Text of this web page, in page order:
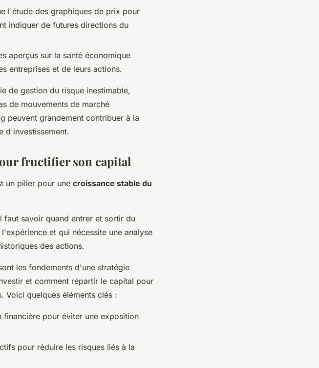
l'étude des graphiques de prix pour
indiquer de futures directions du
aperçus sur la santé économique
entreprises et de leurs actions.
de gestion du risque inestimable,
de mouvements de marché
peuvent grandement contribuer à la
d'investissement.
fructifier son capital
un pilier pour une croissance stable du
faut savoir quand entrer et sortir du
et qui nécessite une analyse
des actions.
les fondements d'une stratégie
et comment répartir le capital pour
Voici quelques éléments clés :
financière pour éviter une exposition
pour réduire les risques liés à la